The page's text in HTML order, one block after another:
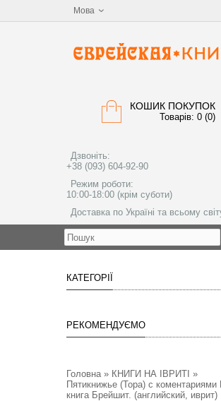
Мова
КОШИК ПОКУПОК
Товарів: 0 (0)
Дзвоніть:
+38 (093) 604-92-90
Режим роботи:
10:00-18:00 (крім суботи)
Доставка по Україні та всьому
КАТЕГОРІЇ
РЕКОМЕНДУЄМО
Головна» КНИГИ НА ІВРИТІ »
Пятикнижье (Тора) с
книга Брейшит. (английский, иврит)